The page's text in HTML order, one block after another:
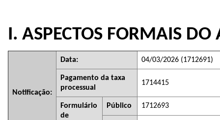
I. ASPECTOS FORMAIS DO
Notificação:
Data: 04/03/2026 (1712691)
Pagamento da taxa
processual
1714415
Formulário
de
Público 1712693